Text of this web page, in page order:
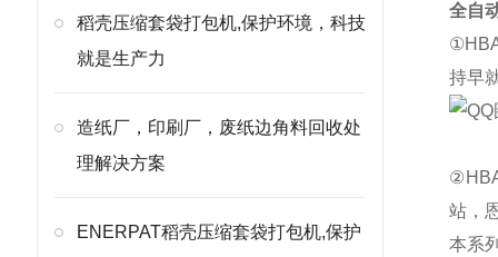
稻壳压缩套袋打包机,保护环境，科技
就是生产力
造纸厂，印刷厂，废纸边角料回收处
理解决方案
ENERPAT稻壳压缩套袋打包机,保护
全自
持早
站，
本系